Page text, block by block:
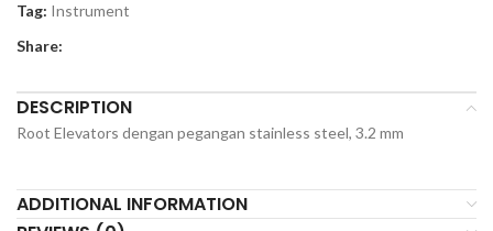
Tag: Instrument
Share:
DESCRIPTION
Root Elevators dengan pegangan stainless steel, 3.2 mm
ADDITIONAL INFORMATION